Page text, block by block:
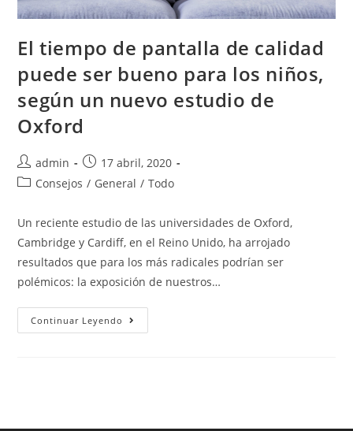
El tiempo de pantalla de calidad
puede ser bueno para los niños,
según un nuevo estudio de
Oxford
admin
17 abril, 2020
Consejos / General / Todo
Un reciente estudio de las universidades de Oxford,
Cambridge y Cardiff, en el Reino Unido, ha arrojado
resultados que para los más radicales podrían ser
polémicos: la exposición de nuestros…
Continuar Leyendo